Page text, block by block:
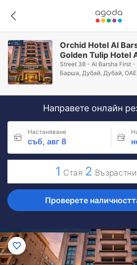
Orchid Hotel Al
Golden Tulip Hotel
Street 38 - Al Barsha First
Барша, Дубай, Дубай,
Направете онлайн
Настаняване
съб, авг 8
1 Стая 2 Възрастни
Проверете